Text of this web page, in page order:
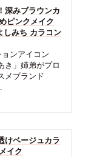
深みブラウンカ
ピンクメイク
しみち カラコン
ンアイコン
き」姉弟がプロ
メブランド
けベージュカラ
イク